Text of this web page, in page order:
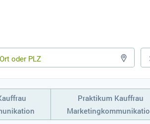
Praktikum Kauffrau